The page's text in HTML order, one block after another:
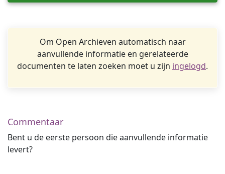
Om Open Archieven automatisch naar
aanvullende informatie en gerelateerde
documenten te laten zoeken moet u zijn ingelogd.
Commentaar
Bent u de eerste persoon die aanvullende informatie
levert?